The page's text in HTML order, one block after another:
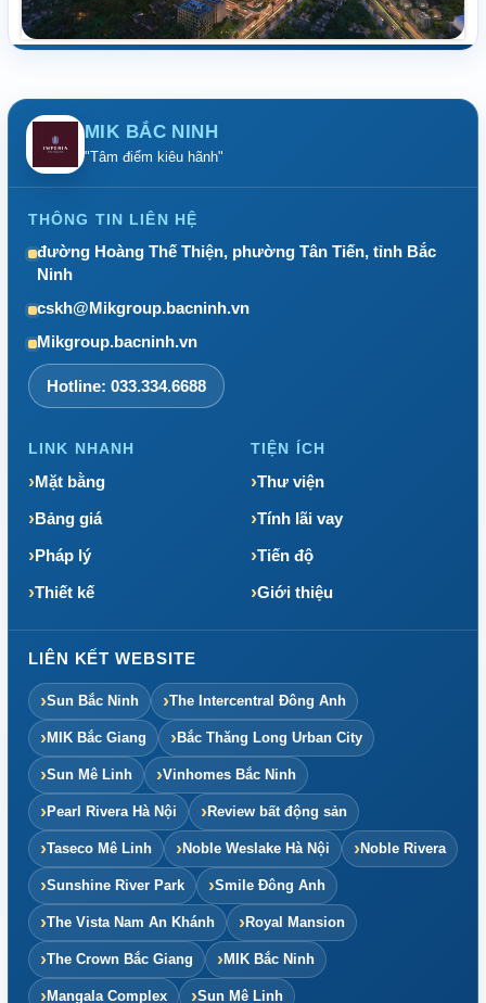
MIK BẮC NINH
"Tâm điểm kiêu hãnh"
THÔNG TIN LIÊN HỆ
đường Hoàng Thế Thiện, phường Tân Tiến, tỉnh Bắc
Ninh
cskh@Mikgroup.bacninh.vn
Mikgroup.bacninh.vn
Hotline: 033.334.6688
LINK NHANH
Mặt bằng
Bảng giá
Pháp lý
Thiết kế
TIỆN ÍCH
Thư viện
Tính lãi vay
Tiến độ
Giới thiệu
LIÊN KẾT WEBSITE
Sun Bắc Ninh The Intercentral Đông Anh
MIK Bắc Giang Bắc Thăng Long Urban City
Sun Mê Linh Vinhomes Bắc Ninh
Pearl Rivera Hà Nội Review bất động sản
Taseco Mê Linh Noble Weslake Hà Nội Noble Rivera
Sunshine River Park Smile Đông Anh
The Vista Nam An Khánh Royal Mansion
The Crown Bắc Giang MIK Bắc Ninh
Mangala Complex Sun Mê Linh